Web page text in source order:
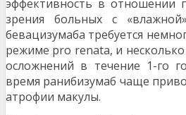
эффективность в отношении
зрения больных с
бевацизумаба требуется
режиме pro renata, и
осложнений в течение 1-го
время ранибизумаб чаще
атрофии макулы.